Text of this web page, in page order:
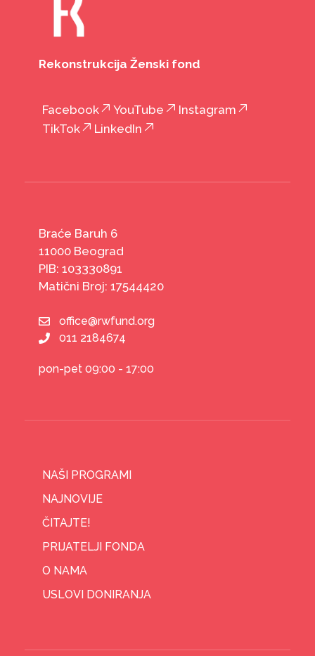
Rekonstrukcija Ženski fond
Facebook YouTube
Instagram
TikTok
LinkedIn
Braće Baruh 6
11000 Beograd
PIB: 103330891
Matični Broj: 17544420
office@rwfund.org
011 2184674
pon-pet 09:00 - 17:00
NAŠI PROGRAMI
NAJNOVIJE
ČITAJTE!
PRIJATELJI FONDA
O NAMA
USLOVI DONIRANJA